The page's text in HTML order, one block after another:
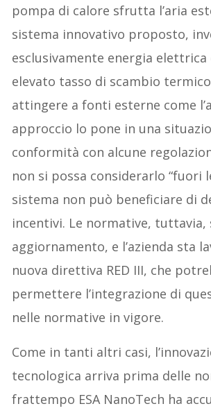
pompa di calore sfrutta l’aria
sistema innovativo proposto,
esclusivamente energia
elevato tasso di scambio
attingere a fonti esterne come
approccio lo pone in una
conformità con alcune
non si possa considerarlo “fuori
sistema non può beneficiare di
incentivi. Le normative, tuttavia,
aggiornamento, e l’azienda sta
nuova direttiva RED III, che
permettere l’integrazione di
nelle normative in vigore.
Come in tanti altri casi,
tecnologica arriva prima delle
frattempo ESA NanoTech ha